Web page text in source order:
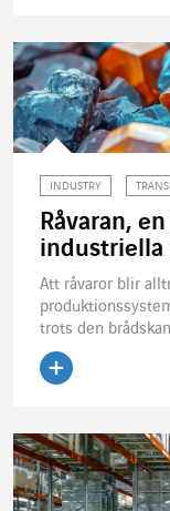
INDUSTRY
Råvaran,
industriella
Att råvaror blir
trots den